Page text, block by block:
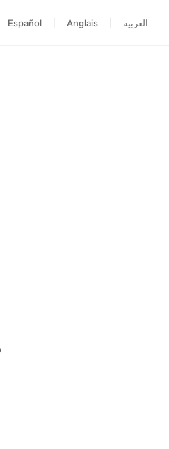
Español Anglais العربية